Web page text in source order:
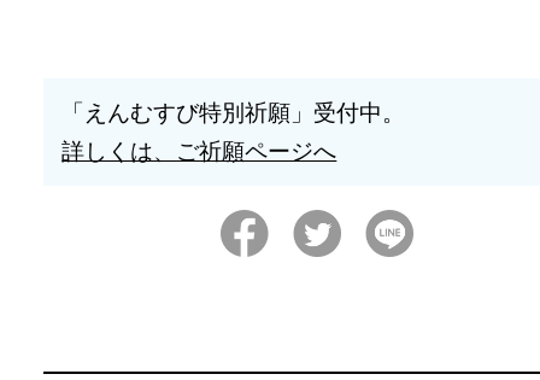
「えんむすび特別祈願」受付中。
詳しくは、ご祈願ページへ